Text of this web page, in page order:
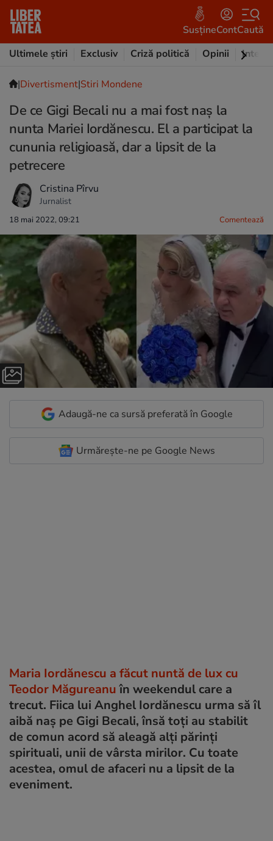
SusțineContCaută
Ultimele știri
Exclusiv Criză politică Opinii
|Divertisment|Stiri Mondene
De ce Gigi Becali nu a mai fost naș la
nunta Mariei Iordănescu. El a participat la
cununia religioasă, dar a lipsit de la
petrecere
Cristina Pîrvu
Jurnalist
18 mai 2022, 09:21 Comentează
Adaugă-ne ca sursă preferată în Google
Urmărește-ne pe Google News
Maria Iordănescu a făcut nuntă de lux cu
Teodor Măgureanuîn weekendul care a
trecut. Fiica lui Anghel Iordănescu urma să îl
aibă naș pe Gigi Becali, însă toți au stabilit
de comun acord să aleagă alți părinți
spirituali, unii de vârsta mirilor. Cu toate
acestea, omul de afaceri nu a lipsit de la
eveniment.